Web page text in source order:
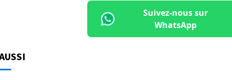
Suivez-nous sur
WhatsApp